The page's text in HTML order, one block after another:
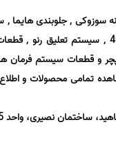
یدکی موتوری، بدنه و جلوبندی پژو 508 , لوازم
تمامی محصولات و
ساختمان نصیری، واحد 5